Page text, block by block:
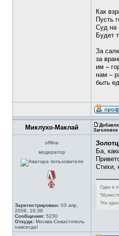
Как
Пусть
Суд на
Будет
За
за
им –
нам –
быть
Миклухо-Маклай
offline
модератор
Зарегистрирован: 03 апр,
2008, 16:39
Сообщения: 5230
Откуда: Москва-Севастополь
навсегда!
Ба,
Стихи,
Один в
"Ни одно